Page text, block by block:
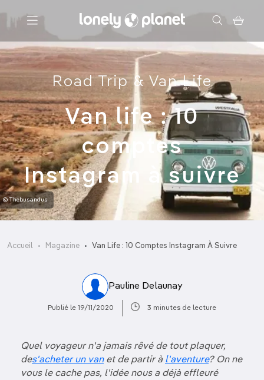
Menu
Votre recherche
Road Trip & Van Life
Van life : 10
comptes
Instagram à suivre
© Thebusandus
Accueil Magazine Van Life : 10 Comptes Instagram À Suivre
Pauline Delaunay
Publié le 19/11/2020 3 minutes de lecture
Quel voyageur n'a jamais rêvé de tout plaquer,
des'acheter un vanet de partir à l'aventure? On ne
vous le cache pas, l'idée nous a déjà effleuré